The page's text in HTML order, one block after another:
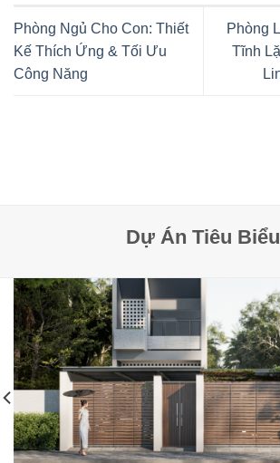
Phòng Ngủ Cho Con: Thiết
Kế Thích Ứng & Tối Ưu
Công Năng
Phòng
Tĩnh
Dự Án Tiêu Biểu